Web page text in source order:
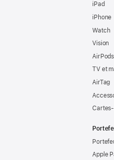
iPad
iPhone
Watch
Vision
AirPods
TV et
AirTag
Apple